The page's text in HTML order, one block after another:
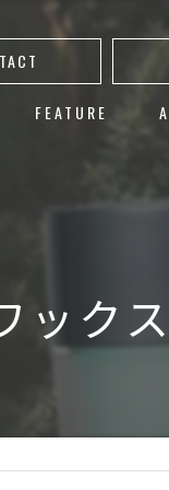
FEATURE
レイヤーカット
ック